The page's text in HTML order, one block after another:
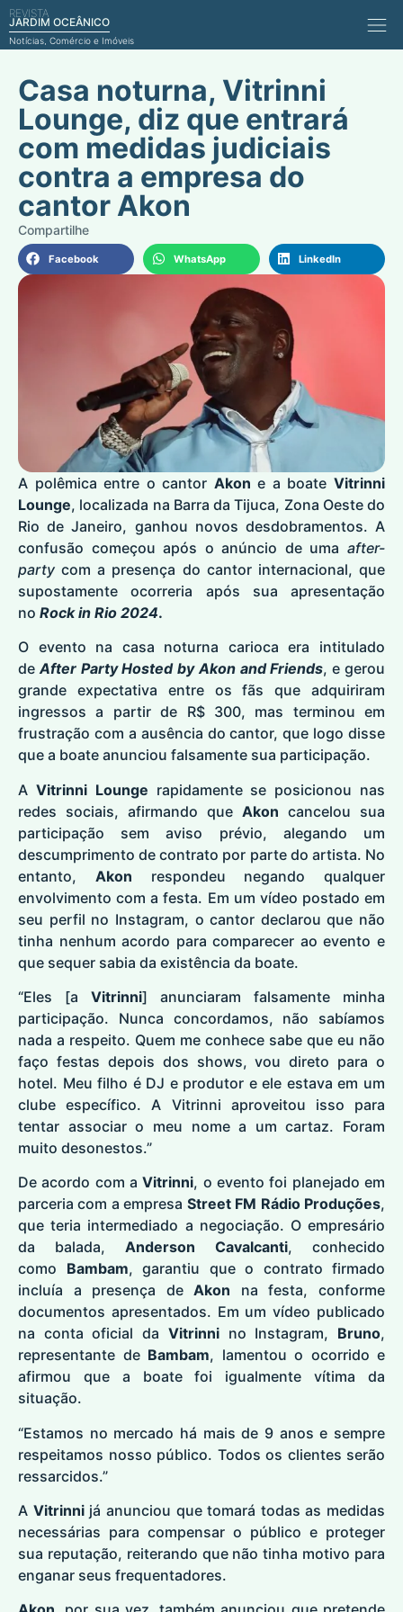
REVISTA
JARDIM OCEÂNICO
Notícias, Comércio e Imóveis
Casa noturna, Vitrinni
Lounge, diz que entrará
com medidas judiciais
contra a empresa do
cantor Akon
Facebook WhatsApp LinkedIn
A polêmica entre o cantor Akon e a boateVitrinni
Lounge, localizada na Barra da Tijuca, Zona Oeste do
Rio de Janeiro, ganhou novos desdobramentos. A
confusão começou após o anúncio de uma after-
party com a presença do cantor internacional, que
supostamente ocorreria após sua apresentação
no Rock in Rio 2024.
O evento na casa noturna carioca era intitulado
deAfter Party Hosted by Akon and Friends, e gerou
grande expectativa entre os fãs que adquiriram
ingressos a partir de R$ 300, mas terminou em
frustração com a ausência do cantor, que logo disse
que a boate anunciou falsamente sua participação.
A Vitrinni Lounge rapidamente se posicionou nas
redes sociais, afirmando que Akon cancelou sua
participação sem aviso prévio, alegando um
descumprimento de contrato por parte do artista. No
entanto, Akon respondeu negando qualquer
envolvimento com a festa. Em um vídeo postado em
seu perfil no Instagram, o cantor declarou que não
tinha nenhum acordo para comparecer ao evento e
que sequer sabia da existência da boate.
“Eles [a Vitrinni] anunciaram falsamente minha
participação. Nunca concordamos, não sabíamos
nada a respeito. Quem me conhece sabe que eu não
faço festas depois dos shows, vou direto para o
hotel. Meu filho é DJ e produtor e ele estava em um
clube específico. A Vitrinni aproveitou isso para
tentar associar o meu nome a um cartaz. Foram
muito desonestos.”
De acordo com aVitrinni, o evento foi planejado em
parceria com a empresa Street FM Rádio Produções,
que teria intermediado a negociação. O empresário
da balada, Anderson Cavalcanti, conhecido
como Bambam, garantiu que o contrato firmado
incluía a presença deAkon na festa, conforme
documentos apresentados. Em um vídeo publicado
na conta oficial da Vitrinnino Instagram, Bruno,
representante de Bambam, lamentou o ocorrido e
afirmou que a boate foi igualmente vítima da
situação.
“Estamos no mercado há mais de 9 anos e sempre
respeitamos nosso público. Todos os clientes serão
ressarcidos.”
A Vitrinnijá anunciou que tomará todas as medidas
necessárias para compensar o público e proteger
sua reputação, reiterando que não tinha motivo para
enganar seus frequentadores.